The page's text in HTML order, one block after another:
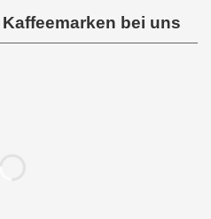
bei uns